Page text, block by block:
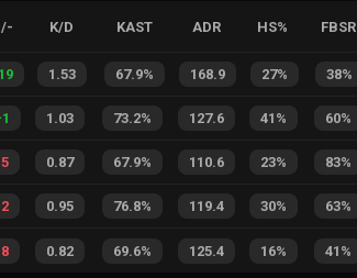
K/D KAST ADR HS% FBSR
19 1.53 67.9% 168.9 27% 38%
1 1.03 73.2% 127.6 41% 60%
0.87 67.9% 110.6 23% 83%
0.95 76.8% 119.4 30% 63%
0.82 69.6% 125.4 16% 41%